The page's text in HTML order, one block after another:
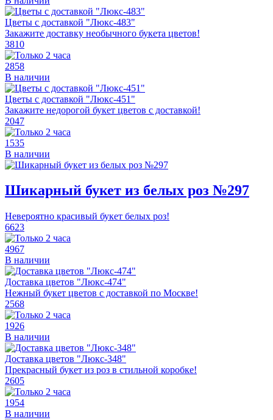
Цветы с доставкой "Люкс-483"
Закажите доставку необычного букета цветов!
3810
2858
В наличии
Цветы с доставкой "Люкс-451"
Закажите недорогой букет цветов с доставкой!
2047
1535
В наличии
Шикарный букет из белых роз №297
Невероятно красивый букет белых роз!
6623
4967
В наличии
Доставка цветов "Люкс-474"
Нежный букет цветов с доставкой по Москве!
2568
1926
В наличии
Доставка цветов "Люкс-348"
Прекрасный букет из роз в стильной коробке!
2605
1954
В наличии